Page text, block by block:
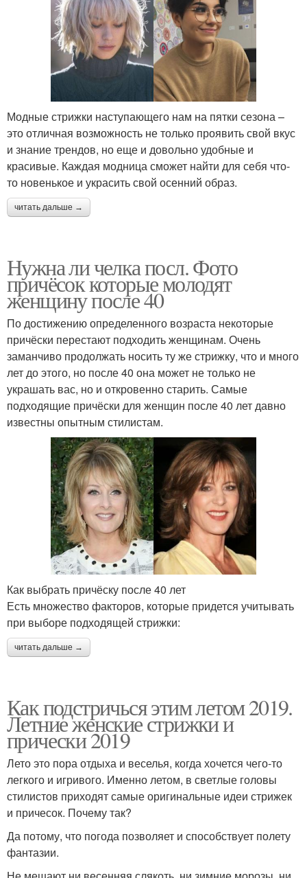
Модные стрижки наступающего нам на пятки сезона –
это отличная возможность не только проявить свой вкус
и знание трендов, но еще и довольно удобные и
красивые. Каждая модница сможет найти для себя что-
то новенькое и украсить свой осенний образ.
читать дальше →
Нужна ли челка посл. Фото
причёсок которые молодят
женщину после 40
По достижению определенного возраста некоторые
причёски перестают подходить женщинам. Очень
заманчиво продолжать носить ту же стрижку, что и много
лет до этого, но после 40 она может не только не
украшать вас, но и откровенно старить. Самые
подходящие причёски для женщин после 40 лет давно
известны опытным стилистам.
Как выбрать причёску после 40 лет
Есть множество факторов, которые придется учитывать
при выборе подходящей стрижки:
читать дальше →
Как подстричься этим летом 2019.
Летние женские стрижки и
прически 2019
Лето это пора отдыха и веселья, когда хочется чего-то
легкого и игривого. Именно летом, в светлые головы
стилистов приходят самые оригинальные идеи стрижек
и причесок. Почему так?
Да потому, что погода позволяет и способствует полету
фантазии.